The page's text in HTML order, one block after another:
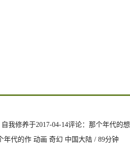
自我修养于2017-04-14评论：那个年代的想
年代的作 动画 奇幻 中国大陆 / 89分钟